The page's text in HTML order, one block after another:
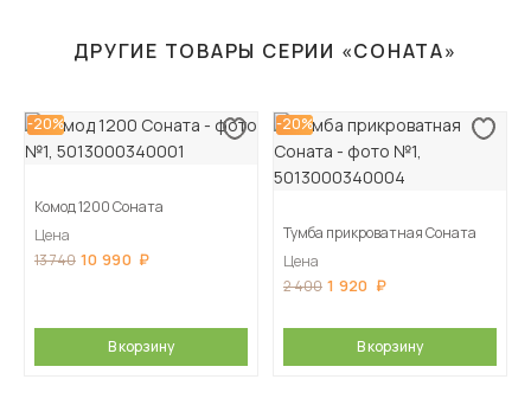
ДРУГИЕ ТОВАРЫ СЕРИИ «СОНАТА»
-20%
Комод 1200 Соната
Цена
13 740 10 990
В корзину
-20%
Тумба прикроватная Соната
Цена
2 400 1 920
В корзину